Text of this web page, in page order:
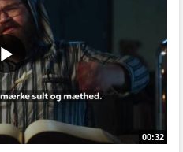
00:32